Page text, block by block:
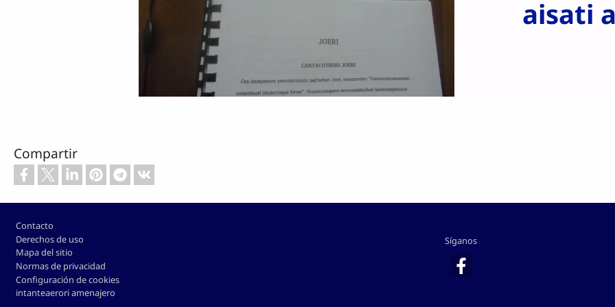
aisati
Compartir
Footer
Contacto
Derechos de uso
Mapa del sitio
Normas de privacidad
Configuración de cookies
intanteaerori amenajero
Síganos